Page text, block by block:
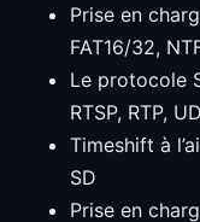
Prise en
FAT16/32,
Le protocole
RTSP, RTP,
Timeshift à
SD
Prise en